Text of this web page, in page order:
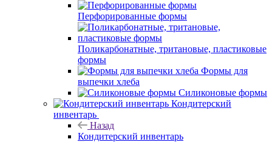
Перфорированные формы
Поликарбонатные, тритановые, пластиковые
формы
Формы для
выпечки хлеба
Силиконовые формы
Кондитерский
инвентарь
Назад
Кондитерский инвентарь